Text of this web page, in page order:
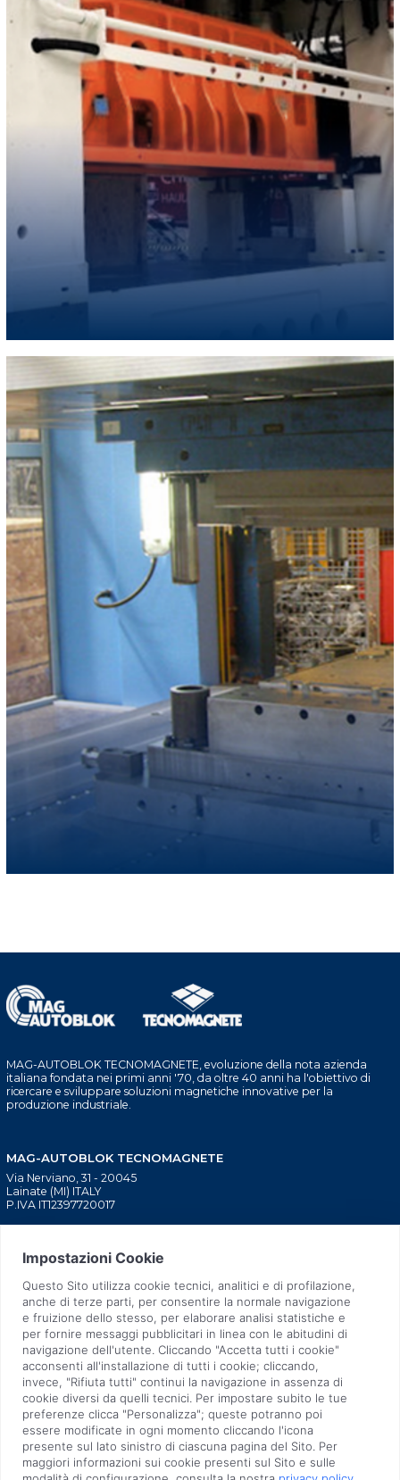
MAG-AUTOBLOK TECNOMAGNETE, evoluzione della nota azienda
italiana fondata nei primi anni '70, da oltre 40 anni ha l'obiettivo di
ricercare e sviluppare soluzioni magnetiche innovative per la
produzione industriale.
MAG-AUTOBLOK TECNOMAGNETE
Via Nerviano, 31 - 20045
Lainate (MI) ITALY
P.IVA IT12397720017
CHI SIAMO
TECNOLOGIA BREVETTATA
TECNOLOGIA SOSTENIBILE
RETE COMMERCIALE
NEWS
FIERE
QUALITÀ
LAVORA CON NOI
BLOCAGGIO MACCHINE
UTENSILI
INIEZIONE PLASTICA
SOLLEVATORI MANUALI
SOLLEVATORI ELETTRONICI
STAMPAGGIO LAMIERA
SUPPORTO PRE E POST
VENDITA
ASSISTENZA TECNICA
CONTATTI